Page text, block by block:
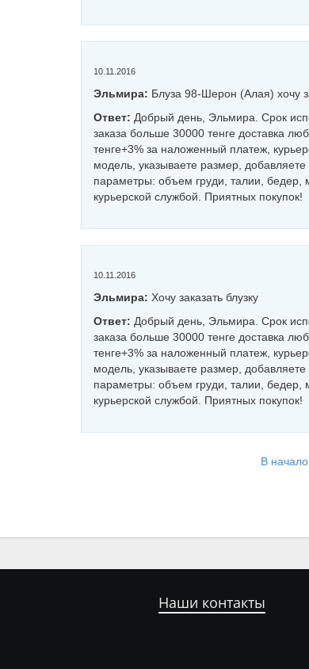
10.11.2016
Эльмира: Блуза 98-Шерон (Алая) хочу
Ответ: Добрый день, Эльмира. Срок
заказа больше 30000 тенге доставка
тенге+3% за наложенный платеж,
модель, указываете размер,
параметры: объем груди, талии, бедер,
курьерской службой. Приятных покупок!
10.11.2016
Эльмира: Хочу заказать блузку
Ответ: Добрый день, Эльмира. Срок
заказа больше 30000 тенге доставка
тенге+3% за наложенный платеж,
модель, указываете размер,
параметры: объем груди, талии, бедер,
курьерской службой. Приятных покупок!
В начало
Наши контакты